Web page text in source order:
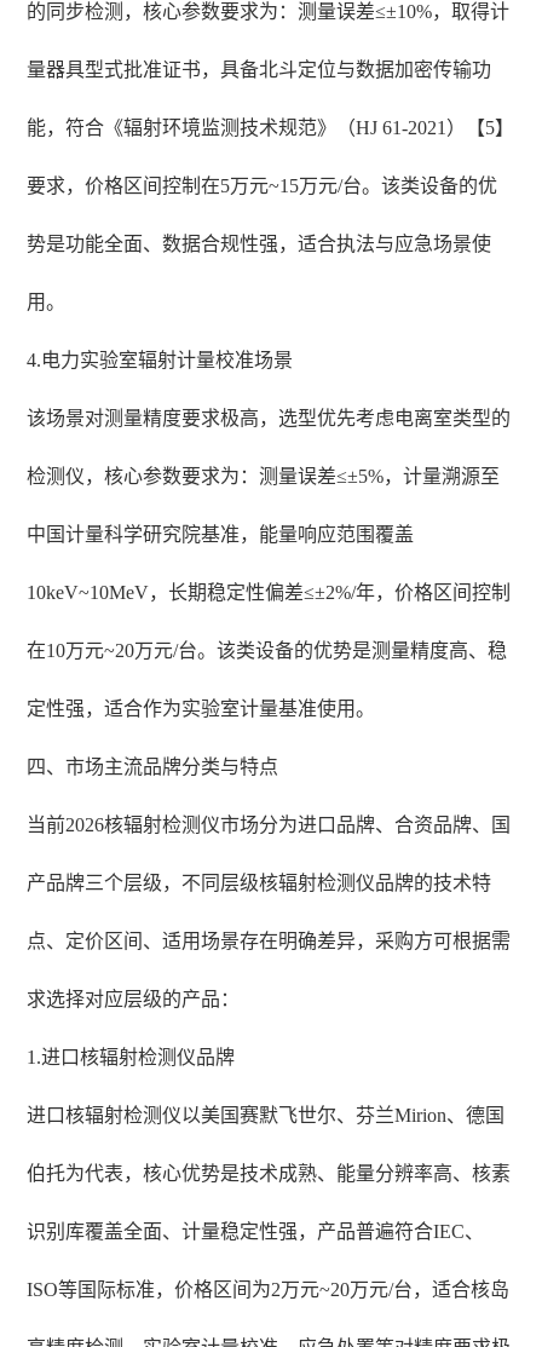
的同步检测，核心参数要求为：测量误差≤±10%，取得计
量器具型式批准证书，具备北斗定位与数据加密传输功
能，符合《辐射环境监测技术规范》（HJ 61-2021）【5】
要求，价格区间控制在5万元~15万元/台。该类设备的优
势是功能全面、数据合规性强，适合执法与应急场景使
用。
4.电力实验室辐射计量校准场景
该场景对测量精度要求极高，选型优先考虑电离室类型的
检测仪，核心参数要求为：测量误差≤±5%，计量溯源至
中国计量科学研究院基准，能量响应范围覆盖
10keV~10MeV，长期稳定性偏差≤±2%/年，价格区间控制
在10万元~20万元/台。该类设备的优势是测量精度高、稳
定性强，适合作为实验室计量基准使用。
四、市场主流品牌分类与特点
当前2026核辐射检测仪市场分为进口品牌、合资品牌、国
产品牌三个层级，不同层级核辐射检测仪品牌的技术特
点、定价区间、适用场景存在明确差异，采购方可根据需
求选择对应层级的产品：
1.进口核辐射检测仪品牌
进口核辐射检测仪以美国赛默飞世尔、芬兰Mirion、德国
伯托为代表，核心优势是技术成熟、能量分辨率高、核素
识别库覆盖全面、计量稳定性强，产品普遍符合IEC、
ISO等国际标准，价格区间为2万元~20万元/台，适合核岛